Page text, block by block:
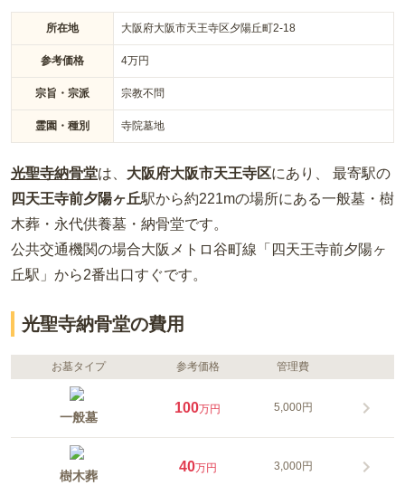
所在地 大阪府大阪市天王寺区夕陽丘町2-18
参考価格 4万円
宗旨・宗派 宗教不問
霊園・種別 寺院墓地
光聖寺納骨堂は、 大阪府大阪市天王寺区にあり、 最寄駅の
四天王寺前夕陽ヶ丘駅から約221mの場所にある一般墓・樹
木葬・永代供養墓・納骨堂です。
公共交通機関の場合大阪メトロ谷町線「四天王寺前夕陽ヶ
丘駅」から2番出口すぐです。
光聖寺納骨堂の費用
お墓タイプ 参考価格 管理費
一般墓
100万円 5,000円
樹木葬
40万円 3,000円